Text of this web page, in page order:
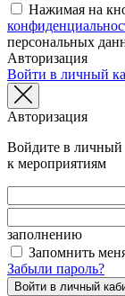
Нажимая на
персональных
Авторизация
Войти в личный
Авторизация
Войдите в личный
к мероприятиям
заполнению
Запомнить
Забыли пароль?